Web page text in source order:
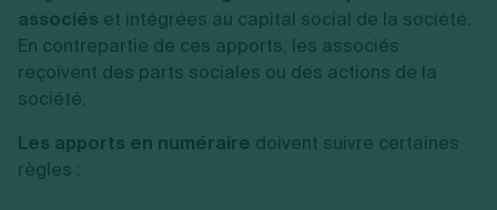
associés et intégrées au capital social de la société.
En contrepartie de ces apports, les associés
reçoivent des parts sociales ou des actions de la
société.
Les apports en numéraire doivent suivre certaines
règles :